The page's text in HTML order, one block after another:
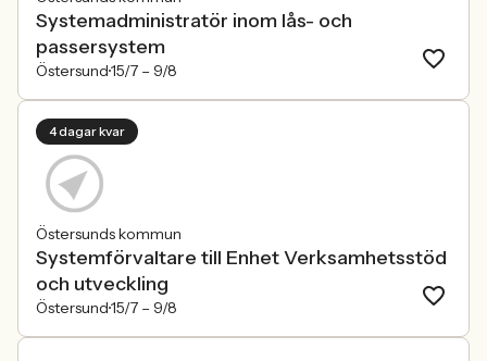
Systemadministratör inom lås- och
passersystem
Östersund15/7 – 9/8
4 dagar kvar
Östersunds kommun
Systemförvaltare till Enhet Verksamhetsstöd
och utveckling
Östersund15/7 – 9/8